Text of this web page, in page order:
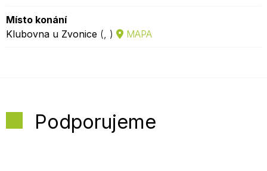
Místo konání
Klubovna u Zvonice (, ) MAPA
Podporujeme